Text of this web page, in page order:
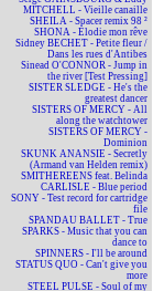
MITCHELL - Vieille canaille
SHEILA - Spacer remix 98 ²
SHONA - Elodie mon rêve
Sidney BECHET - Petite fleur /
Dans les rues d'Antibes
Sinead O'CONNOR - Jump in
the river [Test Pressing]
SISTER SLEDGE - He's the
greatest dancer
SISTERS OF MERCY - All
along the watchtower
SISTERS OF MERCY -
Dominion
SKUNK ANANSIE - Secretly
(Armand van Helden remix)
SMITHEREENS feat. Belinda
CARLISLE - Blue period
SONY - Test record for cartridge
file
SPANDAU BALLET - True
SPARKS - Music that you can
dance to
SPINNERS - I'll be around
STATUS QUO - Can't give you
more
STEEL PULSE - Soul of my